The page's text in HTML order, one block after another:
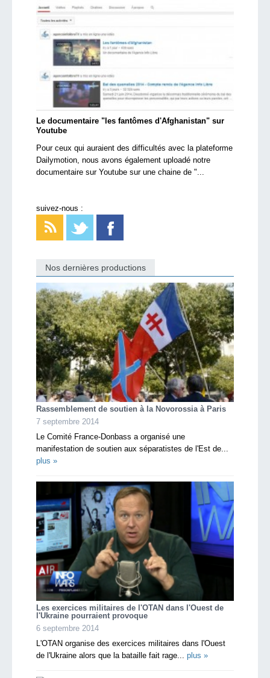
Le documentaire "les fantômes d'Afghanistan" sur
Youtube
Pour ceux qui auraient des difficultés avec la plateforme
Dailymotion, nous avons également uploadé notre
documentaire sur Youtube sur une chaine de "...
suivez-nous :
Nos dernières productions
Rassemblement de soutien à la Novorossia à Paris
7 septembre 2014
Le Comité France-Donbass a organisé une
manifestation de soutien aux séparatistes de l'Est de...
plus »
Les exercices militaires de l'OTAN dans l'Ouest de
l'Ukraine pourraient provoque
6 septembre 2014
L'OTAN organise des exercices militaires dans l'Ouest
de l'Ukraine alors que la bataille fait rage... plus »